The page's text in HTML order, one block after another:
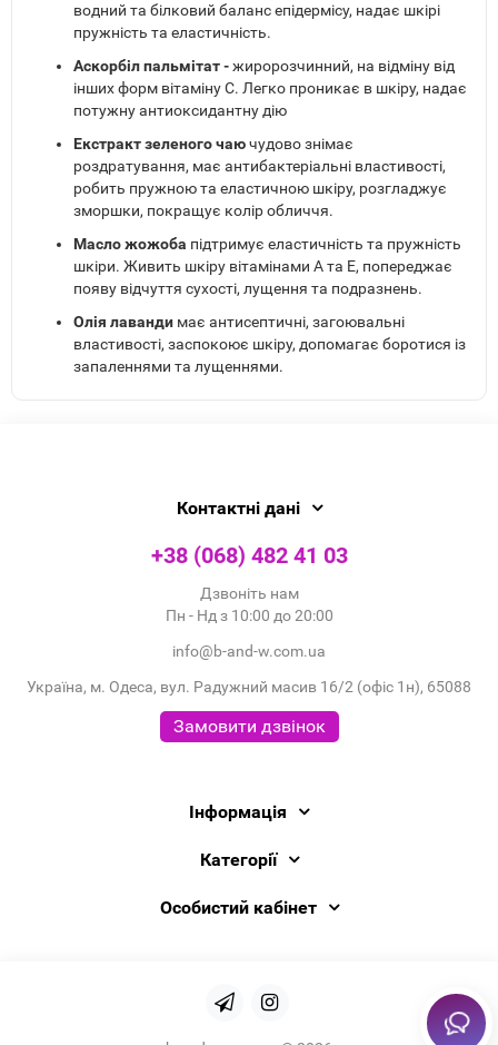
водний та білковий баланс епідермісу, надає шкірі
пружність та еластичність.
Аскорбіл пальмітат -жиророзчинний, на відміну від
інших форм вітаміну С. Легко проникає в шкіру, надає
потужну антиоксидантну дію
Екстракт зеленого чаючудово знімає
роздратування, має антибактеріальні властивості,
робить пружною та еластичною шкіру, розгладжує
зморшки, покращує колір обличчя.
Масло жожоба підтримує еластичність та пружність
шкіри. Живить шкіру вітамінами А та Е, попереджає
появу відчуття сухості, лущення та подразнень.
Олія лаванди має антисептичні, загоювальні
властивості, заспокоює шкіру, допомагає боротися із
запаленнями та лущеннями.
Контактні дані
+38 (068) 482 41 03
Дзвоніть нам
Пн - Нд з 10:00 до 20:00
info@b-and-w.com.ua
Україна, м. Одеса, вул. Радужний масив 16/2 (офіс 1н), 65088
Замовити дзвінок
Інформація
Категорії
Особистий кабінет